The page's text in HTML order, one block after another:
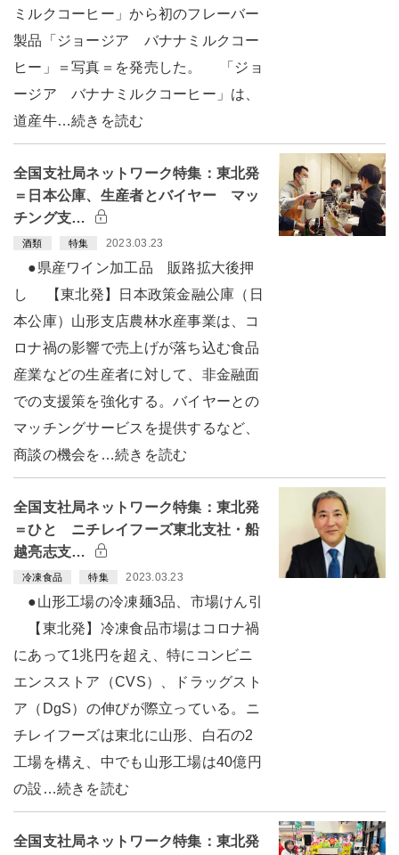
ミルクコーヒー」から初のフレーバー
製品「ジョージア バナナミルクコー
ヒー」＝写真＝を発売した。 「ジョ
ージア バナナミルクコーヒー」は、
道産牛…続きを読む
全国支社局ネットワーク特集：東北発
＝日本公庫、生産者とバイヤー マッ
チング支…
酒類 特集 2023.03.23
●県産ワイン加工品 販路拡大後押
し 【東北発】日本政策金融公庫（日
本公庫）山形支店農林水産事業は、コ
ロナ禍の影響で売上げが落ち込む食品
産業などの生産者に対して、非金融面
での支援策を強化する。バイヤーとの
マッチングサービスを提供するなど、
商談の機会を…続きを読む
全国支社局ネットワーク特集：東北発
＝ひと ニチレイフーズ東北支社・船
越亮志支…
冷凍食品 特集 2023.03.23
●山形工場の冷凍麺3品、市場けん引
【東北発】冷凍食品市場はコロナ禍
にあって1兆円を超え、特にコンビニ
エンスストア（CVS）、ドラッグスト
ア（DgS）の伸びが際立っている。ニ
チレイフーズは東北に山形、白石の2
工場を構え、中でも山形工場は40億円
の設…続きを読む
全国支社局ネットワーク特集：東北発